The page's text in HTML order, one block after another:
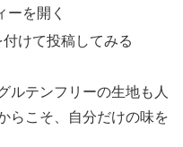
ーを開く
けて投稿してみる
ルテンフリーの生地も人
らこそ、自分だけの味を